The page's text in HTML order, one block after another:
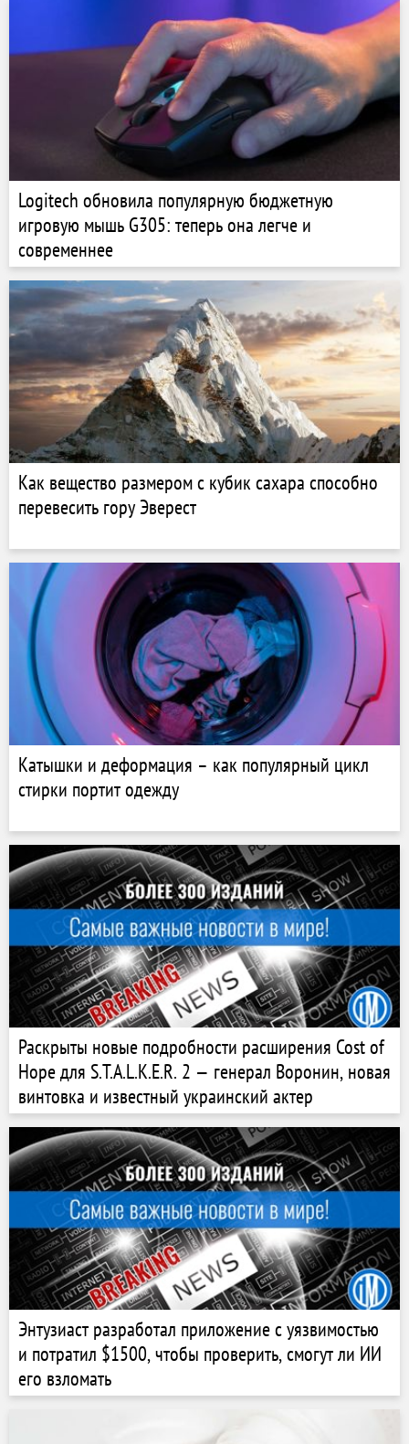
Logitech обновила популярную бюджетную
игровую мышь G305: теперь она легче и
современнее
Как вещество размером с кубик сахара способно
перевесить гору Эверест
Катышки и деформация – как популярный цикл
стирки портит одежду
Раскрыты новые подробности расширения Cost of
Hope для S.T.A.L.K.E.R. 2 — генерал Воронин, новая
винтовка и известный украинский актер
Энтузиаст разработал приложение с уязвимостью
и потратил $1500, чтобы проверить, смогут ли ИИ
его взломать